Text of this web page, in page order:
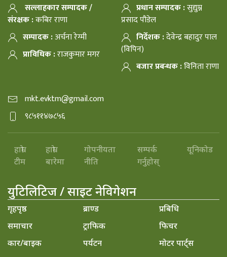
सल्लाहकार सम्पादक /
संरक्षक :कबिर राणा
प्रधान सम्पादक :सुद्युम्न
प्रसाद पौडेल
सम्पादक :अर्चना रेग्मी
प्राविधिक :राजकुमार मगर
निर्देशक :देवेन्द्र बहादुर पाल
(विपिन)
बजार प्रबन्धक :विनिता राणा
mkt.evktm@gmail.com
९८५११४७८५६
हाम्रो
टीम
हाम्रो
बारेमा
गोपनीयता
नीति
सम्पर्क
गर्नुहोस्
यूनिकोड
युटिलिटिज / साइट नेविगेशन
गृहपृष्ठ
समाचार
कार/बाइक
ब्राण्ड
ट्राफिक
पर्यटन
प्रबिधि
फिचर
मोटर पार्ट्स